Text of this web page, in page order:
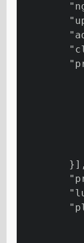
        }],